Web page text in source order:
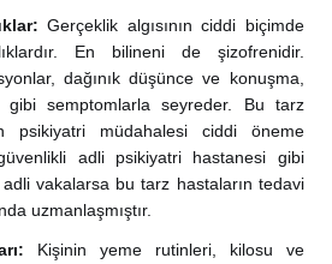
Gerçeklik algısının ciddi biçimde
En bilineni de şizofrenidir.
dağınık düşünce ve konuşma,
gibi semptomlarla seyreder. Bu tarz
psikiyatri müdahalesi ciddi öneme
adli psikiyatri hastanesi gibi
vakalarsa bu tarz hastaların tedavi
uzmanlaşmıştır.
Kişinin yeme rutinleri, kilosu ve